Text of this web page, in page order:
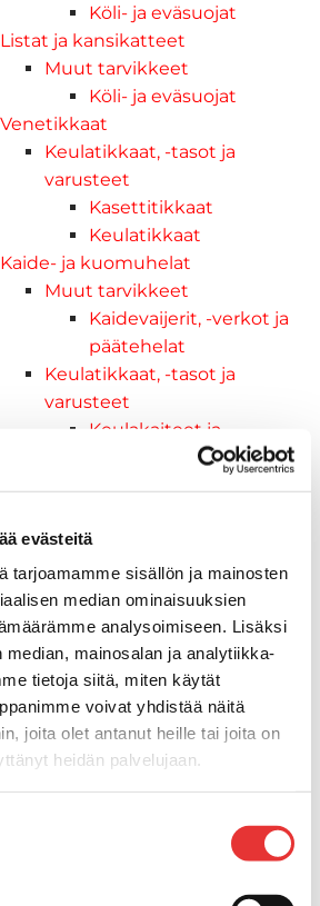
evästeitä
tarjoamamme sisällön ja mainosten
median ominaisuuksien
analysoimiseen. Lisäksi
median, mainosalan ja analytiikka-
tietoja siitä, miten käytät
voivat yhdistää näitä
joita olet antanut heille tai joita on
heidän palvelujaan.
Köli- ja eväsuojat
Listat ja kansikatteet
Muut tarvikkeet
Köli- ja eväsuojat
Venetikkaat
Keulatikkaat, -tasot ja
varusteet
Kasettitikkaat
Keulatikkaat
Kaide- ja kuomuhelat
Muut tarvikkeet
Kaidevaijerit, -verkot ja
päätehelat
Keulatikkaat, -tasot ja
varusteet
Keulakaiteet ja
kaidepylväät
rullaverhot
Kansiluukut
Hyttysverkot
Verhot
Uimatikkaat
Kasettitikkaat
Keulatikkaat
Köysitikkaat
Kiinnikkeet ja tukijalat